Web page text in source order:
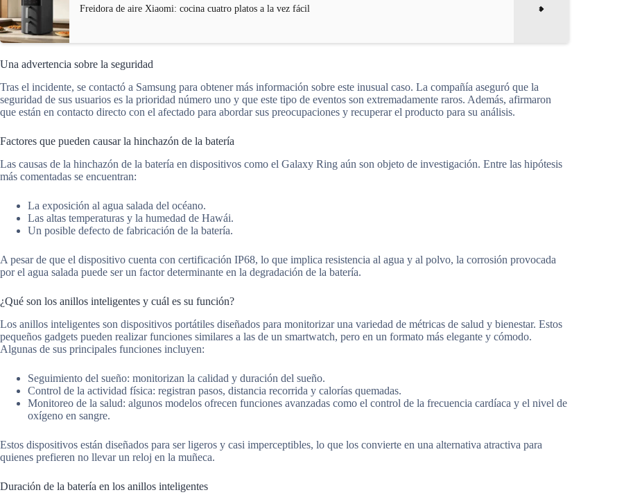
Freidora de aire Xiaomi: cocina cuatro platos a la vez fácil
Una advertencia sobre la seguridad
Tras el incidente, se contactó a Samsung para obtener más información sobre este inusual caso. La compañía aseguró que la
seguridad de sus usuarios es la prioridad número uno y que este tipo de eventos son extremadamente raros. Además, afirmaron
que están en contacto directo con el afectado para abordar sus preocupaciones y recuperar el producto para su análisis.
Factores que pueden causar la hinchazón de la batería
Las causas de la hinchazón de la batería en dispositivos como el Galaxy Ring aún son objeto de investigación. Entre las hipótesis
más comentadas se encuentran:
La exposición al agua salada del océano.
Las altas temperaturas y la humedad de Hawái.
Un posible defecto de fabricación de la batería.
A pesar de que el dispositivo cuenta con certificación IP68, lo que implica resistencia al agua y al polvo, la corrosión provocada
por el agua salada puede ser un factor determinante en la degradación de la batería.
¿Qué son los anillos inteligentes y cuál es su función?
Los anillos inteligentes son dispositivos portátiles diseñados para monitorizar una variedad de métricas de salud y bienestar. Estos
pequeños gadgets pueden realizar funciones similares a las de un smartwatch, pero en un formato más elegante y cómodo.
Algunas de sus principales funciones incluyen:
Seguimiento del sueño: monitorizan la calidad y duración del sueño.
Control de la actividad física: registran pasos, distancia recorrida y calorías quemadas.
Monitoreo de la salud: algunos modelos ofrecen funciones avanzadas como el control de la frecuencia cardíaca y el nivel de
oxígeno en sangre.
Estos dispositivos están diseñados para ser ligeros y casi imperceptibles, lo que los convierte en una alternativa atractiva para
quienes prefieren no llevar un reloj en la muñeca.
Duración de la batería en los anillos inteligentes